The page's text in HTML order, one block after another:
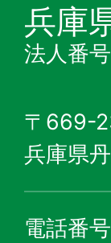
兵庫
法人番
〒669-
兵庫県
電話番